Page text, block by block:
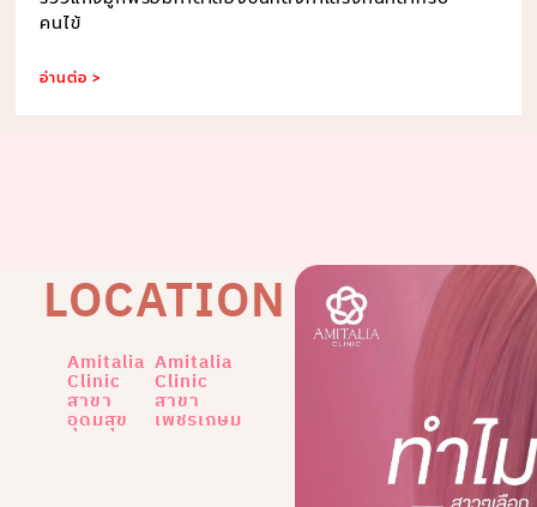
คนไข้
อ่านต่อ >
LOCATION
Amitalia
Clinic
สาขา
อุดมสุข
Amitalia
Clinic
สาขา
เพชรเกษม